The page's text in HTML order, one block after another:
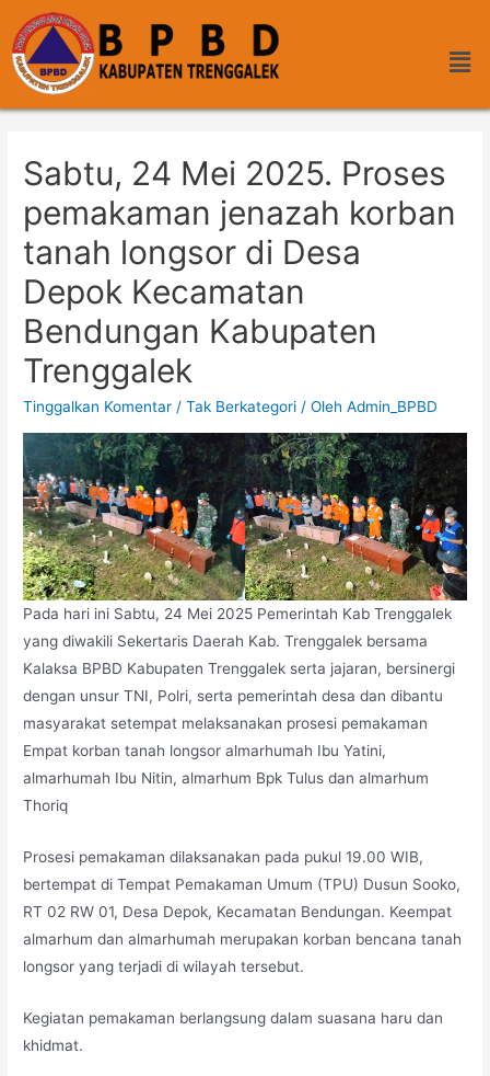
Sabtu, 24 Mei 2025. Proses
pemakaman jenazah korban
tanah longsor di Desa
Depok Kecamatan
Bendungan Kabupaten
Trenggalek
Tinggalkan Komentar /Tak Berkategori / OlehAdmin_BPBD
Pada hari ini Sabtu, 24 Mei 2025 Pemerintah Kab Trenggalek
yang diwakili Sekertaris Daerah Kab. Trenggalek bersama
Kalaksa BPBD Kabupaten Trenggalek serta jajaran, bersinergi
dengan unsur TNI, Polri, serta pemerintah desa dan dibantu
masyarakat setempat melaksanakan prosesi pemakaman
Empat korban tanah longsor almarhumah Ibu Yatini,
almarhumah Ibu Nitin, almarhum Bpk Tulus dan almarhum
Thoriq
Prosesi pemakaman dilaksanakan pada pukul 19.00 WIB,
bertempat di Tempat Pemakaman Umum (TPU) Dusun Sooko,
RT 02 RW 01, Desa Depok, Kecamatan Bendungan. Keempat
almarhum dan almarhumah merupakan korban bencana tanah
longsor yang terjadi di wilayah tersebut.
Kegiatan pemakaman berlangsung dalam suasana haru dan
khidmat.